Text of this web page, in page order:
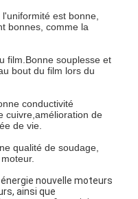
est bonne,
bonnes, comme la
film.Bonne souplesse et
bout du film lors du
conductivité
cuivre,amélioration de
de vie.
qualité de soudage,
nouvelle moteurs
ainsi que